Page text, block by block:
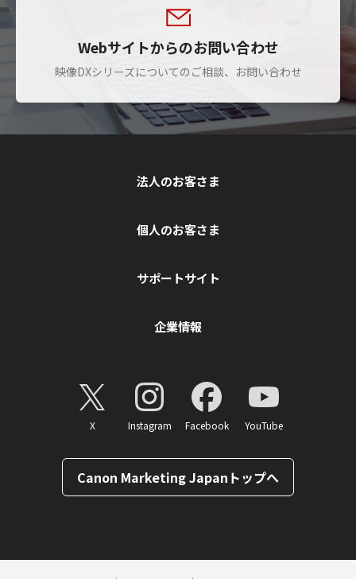
Webサイトからのお問い合わせ
映像DXシリーズについてのご相談、お問い合わせ
法人のお客さま
個人のお客さま
サポートサイト
企業情報
X Instagram Facebook YouTube
Canon Marketing Japanトップへ